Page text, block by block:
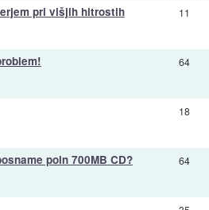
pri višjih hitrostih 11
64
18
poln 700MB CD? 64